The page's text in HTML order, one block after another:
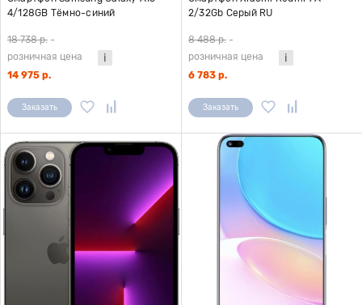
4/128GB Тёмно-синий
18 738 р. -
розничная цена
14 975 р.
Заказать
2/32Gb Серый RU
8 488 р. -
розничная цена
6 783 р.
Заказать